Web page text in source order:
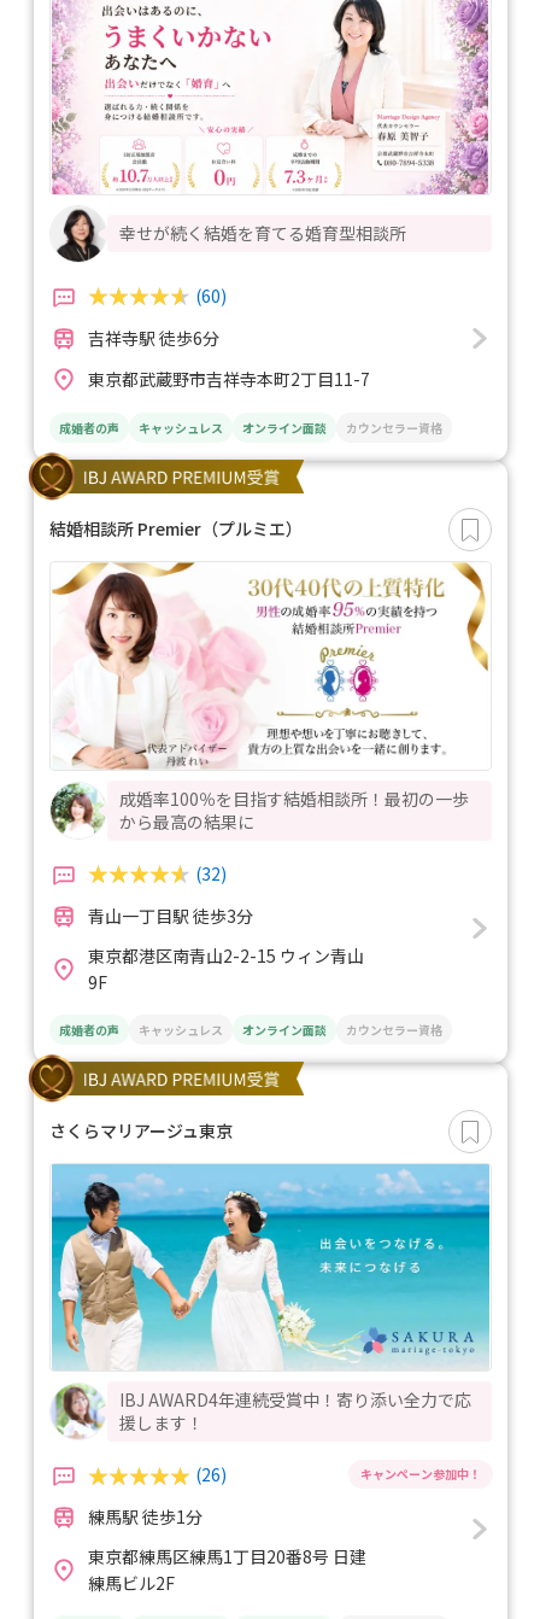
幸せが続く結婚を育てる婚育型相談所
(60)
吉祥寺駅 徒歩6分
東京都武蔵野市吉祥寺本町2丁目11-7
成婚者の声 キャッシュレス オンライン面談 カウンセラー資格
結婚相談所 Premier（プルミエ）
成婚率100％を目指す結婚相談所！最初の一歩
から最高の結果に
(32)
青山一丁目駅 徒歩3分
東京都港区南青山2-2-15 ウィン青山
9F
成婚者の声 キャッシュレス オンライン面談 カウンセラー資格
さくらマリアージュ東京
IBJ AWARD4年連続受賞中！寄り添い全力で応
援します！
(26)
練馬駅 徒歩1分
東京都練馬区練馬1丁目20番8号 日建
練馬ビル2F